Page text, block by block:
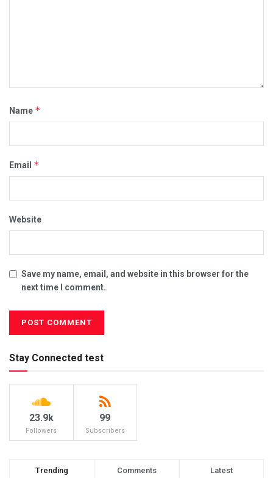
Name *
Email *
Website
Save my name, email, and website in this browser for the
next time I comment.
Stay Connected test
23.9k
Followers
99
Subscribers
Trending Comments Latest